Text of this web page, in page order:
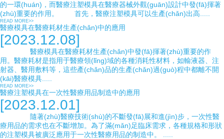
的一環(huán)，而醫療注塑模具在醫療器械外觀(guān)設計中發(fā)揮著
(zhù)重要的作用。 首先，醫療注塑模具可以生產(chǎn)出高.....
READ MORE>>
醫療模具在醫療耗材生產(chǎn)中的應用
[2023.12.08]
醫療模具在醫療耗材生產(chǎn)中發(fā)揮著(zhù)重要的作
用。醫療耗材是指用于醫療領(lǐng)域的各種消耗性材料，如輸液器、注
射器、醫用敷料等，這些產(chǎn)品的生產(chǎn)過(guò)程中都離不開
(kāi)醫療模具.....
READ MORE>>
醫療注塑模具在一次性醫療用品制造中的應用
[2023.12.01]
隨著(zhù)醫療技術(shù)的不斷發(fā)展和進(jìn)步，一次性醫
療用品的需求也在不斷增加。為了滿(mǎn)足臨床需求，各種規格和形狀
的注塑模具被廣泛應用于一次性醫療用品的制造中。 .....